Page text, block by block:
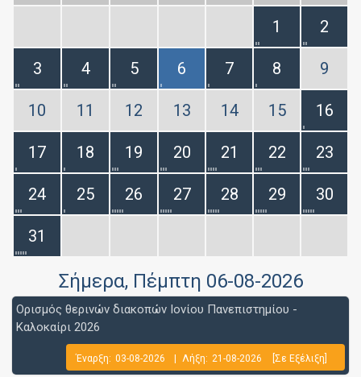
1
2
3 4 5 6 7 8 9
10 11 12 13 14 15 16
17 18 19 20 21 22 23
24 25 26 27 28 29 30
31
Σήμερα, Πέμπτη 06-08-2026
Ορισμός θερινών διακοπών Ιονίου Πανεπιστημίου -
Καλοκαίρι 2026
Έναρξη: 03-08-2026 Λήξη: 21-08-2026 [Σε Εξέλιξη]